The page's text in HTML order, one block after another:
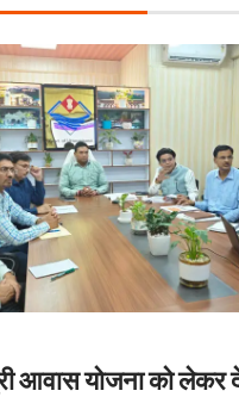
आवास योजना को लेकर